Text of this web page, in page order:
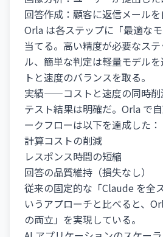
回答作成：顧客に返信メール
Orla は各ステップに「最適な
当てる。高い精度が必要なス
ル、簡単な判定は軽量モデル
トと速度のバランスを取る。
実績——コストと速度の同時削
テスト結果は明確だ。Orla で
ークフローは以下を達成した：
計算コストの削減
レスポンス時間の短縮
回答の品質維持（損失なし）
従来の固定的な「Claude を全
いうアプローチと比べると、
の両立」を実現している。